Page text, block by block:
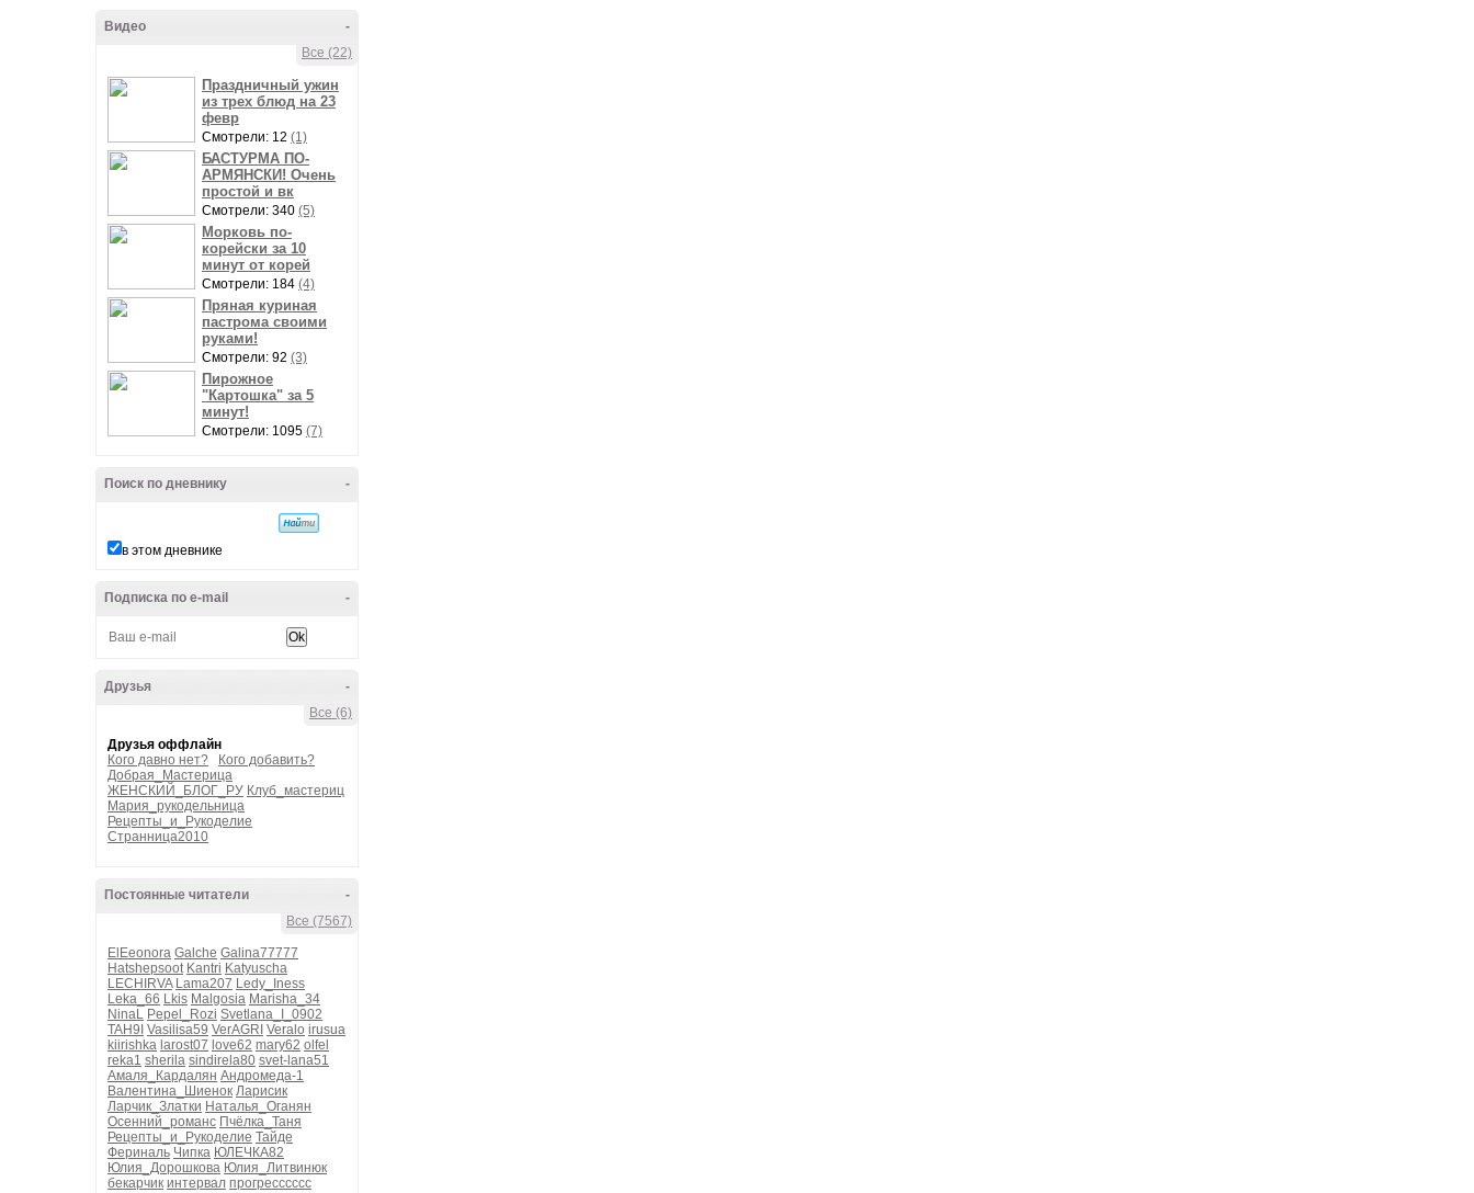
-
Видео
Все (22)
Праздничный ужин
из трех блюд на 23
февр
Смотрели: 12 (1)
БАСТУРМА ПО-
АРМЯНСКИ! Очень
простой и вк
Смотрели: 340 (5)
Морковь по-
корейски за 10
минут от корей
Смотрели: 184 (4)
Пряная куриная
пастрома своими
руками!
Смотрели: 92 (3)
Пирожное
"Картошка" за 5
минут!
Смотрели: 1095 (7)
-
Поиск по дневнику
в этом дневнике
-
Подписка по e-mail
-
Друзья
Все (6)
Друзья оффлайн
Кого давно нет?
Кого добавить?
Добрая_Мастерица
ЖЕНСКИЙ_БЛОГ_РУ Клуб_мастериц
Мария_рукодельница
Рецепты_и_Рукоделие
Странница2010
-
Постоянные читатели
Все (7567)
ElEeonora Galche Galina77777
Hatshepsoot Kantri Katyuscha
LECHIRVA Lama207 Ledy_Iness
Leka_66 Lkis Malgosia Marisha_34
NinaL Pepel_Rozi Svetlana_I_0902
TAH9I Vasilisa59 VerAGRI Veralo irusua
kiirishka larost07 love62 mary62 olfel
reka1 sherila sindirela80 svet-lana51
Амаля_Кардалян Андромеда-1
Валентина_Шиенок Ларисик
Ларчик_Златки Наталья_Оганян
Осенний_романс Пчёлка_Таня
Рецепты_и_Рукоделие Тайде
Фериналь Чипка ЮЛЕЧКА82
Юлия_Дорошкова Юлия_Литвинюк
бекарчик интервал прогресссссс